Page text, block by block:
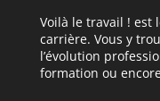
Voilà le travail ! est
carrière. Vous y
l’évolution
formation ou